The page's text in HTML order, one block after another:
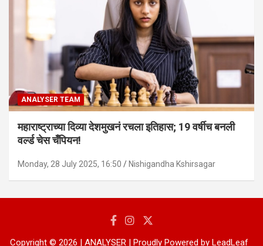
ANALYSER TEAM
महाराष्ट्राच्या दिव्या देशमुखनं रचला इतिहास; 19 वर्षीच बनली
वर्ल्ड चेस चँपियन!
Monday, 28 July 2025, 16:50 Nishigandha Kshirsagar
Copyright © 2026 | ANALYSER | Proudly Powered by LeadLeaf